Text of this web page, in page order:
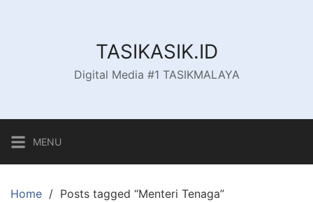
TASIKASIK.ID
Digital Media #1 TASIKMALAYA
MENU
Home Posts tagged “Menteri Tenaga”